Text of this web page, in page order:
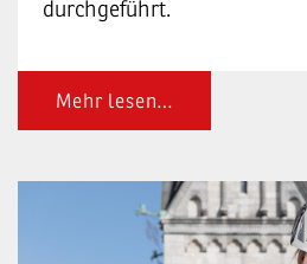
durchgeführt.
Mehr lesen…